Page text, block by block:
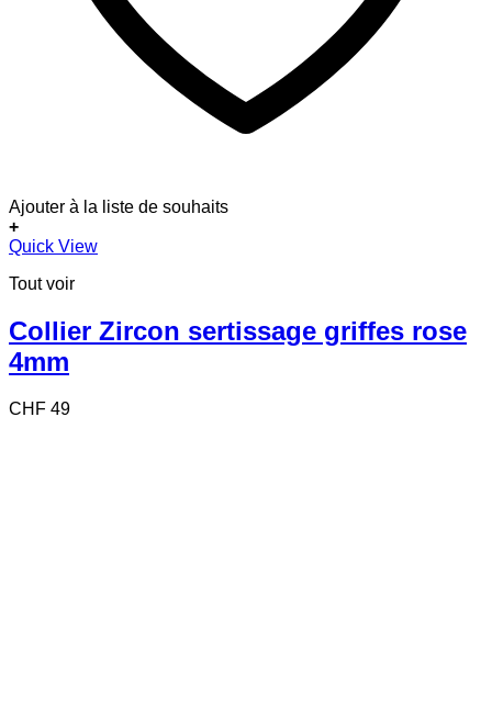
Ajouter à la liste de souhaits
+
Quick View
Tout voir
Collier Zircon sertissage griffes rose
4mm
CHF 49